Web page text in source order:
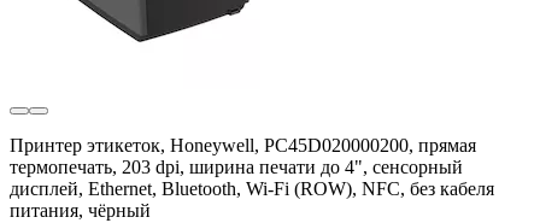
Принтер этикеток, Honeywell, PC45D020000200, прямая
термопечать, 203 dpi, ширина печати до 4", сенсорный
дисплей, Ethernet, Bluetooth, Wi-Fi (ROW), NFC, без кабеля
питания, чёрный